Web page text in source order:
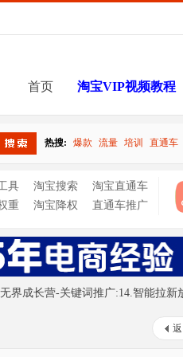
首页 淘宝VIP视频教程
热搜: 爆款 流量 培训 直通车
具 淘宝搜索
淘宝直通车
重
淘宝降权 直通车推广
界成长营-关键词推广:14.智能拉新